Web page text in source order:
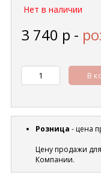
Нет в наличии
3 740 р -
В
Розница - цена
Цену продажи
Компании.